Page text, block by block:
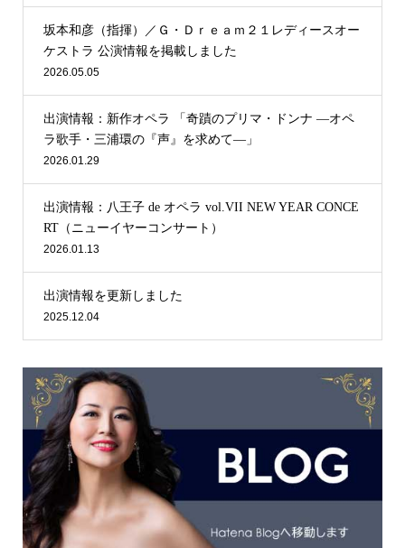
坂本和彦（指揮）／Ｇ・Ｄｒｅａｍ２１レディースオー
ケストラ 公演情報を掲載しました
2026.05.05
出演情報：新作オペラ 「奇蹟のプリマ・ドンナ —オペ
ラ歌手・三浦環の『声』を求めて—」
2026.01.29
出演情報：八王子 de オペラ vol.VII NEW YEAR CONCE
RT（ニューイヤーコンサート）
2026.01.13
出演情報を更新しました
2025.12.04